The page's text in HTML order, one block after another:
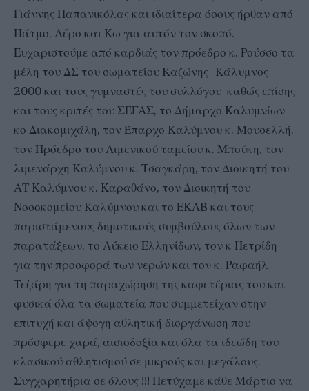
Γιάννης Παπανικόλας και ιδιαίτερα όσους ήρθαν από
Πάτμο, Λέρο και Κω για αυτόν τον σκοπό.
Ευχαριστούμε από καρδιάς τον πρόεδρο κ. Ρούσσο τα
μέλη του ΔΣ του σωματείου Καζώνης -Κάλυμνος
2000 και τους γυμναστές του συλλόγου καθώς επίσης
και τους κριτές του ΣΕΓΑΣ, το Δήμαρχο Καλυμνίων
κο Διακομιχάλη, τον Έπαρχο Καλύμνου κ. Μουσελλή,
τον Πρόεδρο του Λιμενικού ταμείου κ. Μπούκη, τον
λιμενάρχη Καλύμνου κ. Τσαγκάρη, τον Διοικητή του
ΑΤ Καλύμνου κ. Καραθάνο, τον Διοικητή του
Νοσοκομείου Καλύμνου και το ΕΚΑΒ και τους
παριστάμενους δημοτικούς συμβούλους όλων των
παρατάξεων, το Λύκειο Ελληνίδων, τον κ Πετρίδη
για την προσφορά των νερών και τον κ. Ραφαήλ
Τεζάρη για τη παραχώρηση της καφετέριας του και
φυσικά όλα τα σωματεία που συμμετείχαν στην
επιτυχή και άψογη αθλητική διοργάνωση που
πρόσφερε χαρά, αισιοδοξία και όλα τα ιδεώδη του
κλασικού αθλητισμού σε μικρούς και μεγάλους.
Συγχαρητήρια σε όλους !!! Πετύχαμε κάθε Μάρτιο να